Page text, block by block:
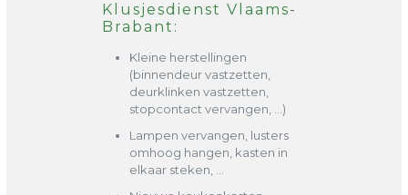
Klusjesdienst Vlaams-
Brabant:
Kleine herstellingen
(binnendeur vastzetten,
deurklinken vastzetten,
stopcontact vervangen, …)
Lampen vervangen, lusters
omhoog hangen, kasten in
elkaar steken, …